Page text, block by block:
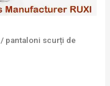
/ pantaloni scurți de